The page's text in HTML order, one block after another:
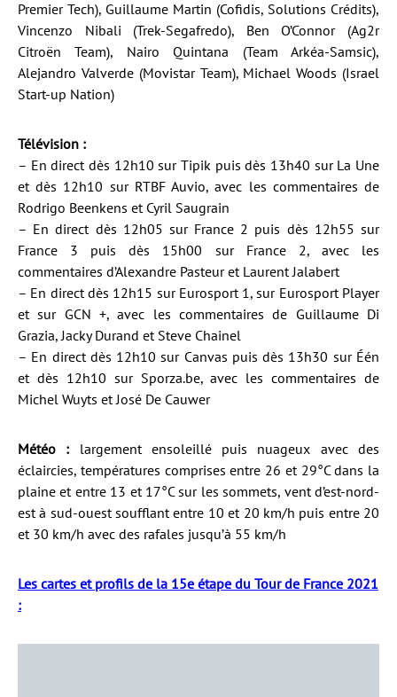
Premier Tech), Guillaume Martin (Cofidis, Solutions Crédits),
Vincenzo Nibali (Trek-Segafredo), Ben O’Connor (Ag2r
Citroën Team), Nairo Quintana (Team Arkéa-Samsic),
Alejandro Valverde (Movistar Team), Michael Woods (Israel
Start-up Nation)
Télévision :
– En direct dès 12h10 sur Tipik puis dès 13h40 sur La Une
et dès 12h10 sur RTBF Auvio, avec les commentaires de
Rodrigo Beenkens et Cyril Saugrain
– En direct dès 12h05 sur France 2 puis dès 12h55 sur
France 3 puis dès 15h00 sur France 2, avec les
commentaires d’Alexandre Pasteur et Laurent Jalabert
– En direct dès 12h15 sur Eurosport 1, sur Eurosport Player
et sur GCN +, avec les commentaires de Guillaume Di
Grazia, Jacky Durand et Steve Chainel
– En direct dès 12h10 sur Canvas puis dès 13h30 sur Één
et dès 12h10 sur Sporza.be, avec les commentaires de
Michel Wuyts et José De Cauwer
Météo : largement ensoleillé puis nuageux avec des
éclaircies, températures comprises entre 26 et 29°C dans la
plaine et entre 13 et 17°C sur les sommets, vent d’est-nord-
est à sud-ouest soufflant entre 10 et 20 km/h puis entre 20
et 30 km/h avec des rafales jusqu’à 55 km/h
Les cartes et profils de la 15e étape du Tour de France 2021
: